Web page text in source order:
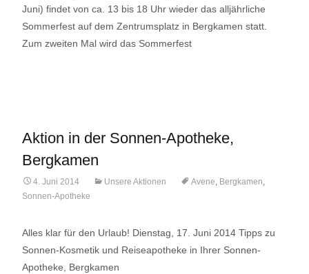
Juni) findet von ca. 13 bis 18 Uhr wieder das alljährliche
Sommerfest auf dem Zentrumsplatz in Bergkamen statt.
Zum zweiten Mal wird das Sommerfest
Aktion in der Sonnen-Apotheke,
Bergkamen
4. Juni 2014 Unsere Aktionen Avene, Bergkamen,
Sonnen-Apotheke
Alles klar für den Urlaub! Dienstag, 17. Juni 2014 Tipps zu
Sonnen-Kosmetik und Reiseapotheke in Ihrer Sonnen-
Apotheke, Bergkamen